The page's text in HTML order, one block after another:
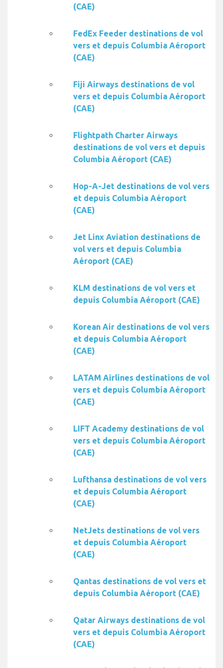
(CAE)
FedEx Feeder destinations de vol
vers et depuis Columbia Aéroport
(CAE)
Fiji Airways destinations de vol
vers et depuis Columbia Aéroport
(CAE)
Flightpath Charter Airways
destinations de vol vers et depuis
Columbia Aéroport (CAE)
Hop-A-Jet destinations de vol vers
et depuis Columbia Aéroport
(CAE)
Jet Linx Aviation destinations de
vol vers et depuis Columbia
Aéroport (CAE)
KLM destinations de vol vers et
depuis Columbia Aéroport (CAE)
Korean Air destinations de vol vers
et depuis Columbia Aéroport
(CAE)
LATAM Airlines destinations de vol
vers et depuis Columbia Aéroport
(CAE)
LIFT Academy destinations de vol
vers et depuis Columbia Aéroport
(CAE)
Lufthansa destinations de vol vers
et depuis Columbia Aéroport
(CAE)
NetJets destinations de vol vers
et depuis Columbia Aéroport
(CAE)
Qantas destinations de vol vers et
depuis Columbia Aéroport (CAE)
Qatar Airways destinations de vol
vers et depuis Columbia Aéroport
(CAE)